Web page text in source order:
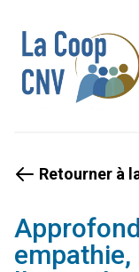
Retourner à
empathie,